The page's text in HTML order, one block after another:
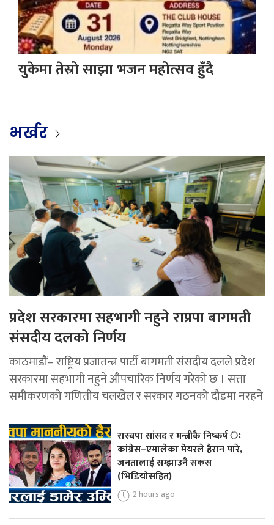
युकेमा तेस्रो साझा भजन महोत्सव हुँदै
भर्खर
प्रदेश सरकारमा सहभागी नहुने राप्रपा बागमती
संसदीय दलको निर्णय
काठमाडौं– राष्ट्रिय प्रजातन्त्र पार्टी बागमती संसदीय दलले प्रदेश
सरकारमा सहभागी नहुने औपचारिक निर्णय गरेको छ । सत्ता
समीकरणको गणितीय चलखेल र सरकार गठनको दौडमा नरहने
रास्वपा सांसद र मन्त्रीकै निष्कर्ष ः
कांग्रेस–एमालेका मेयरले हैरान पारे,
जनतालाई सम्झाउनै सकस
(भिडियोसहित)
2 hours ago